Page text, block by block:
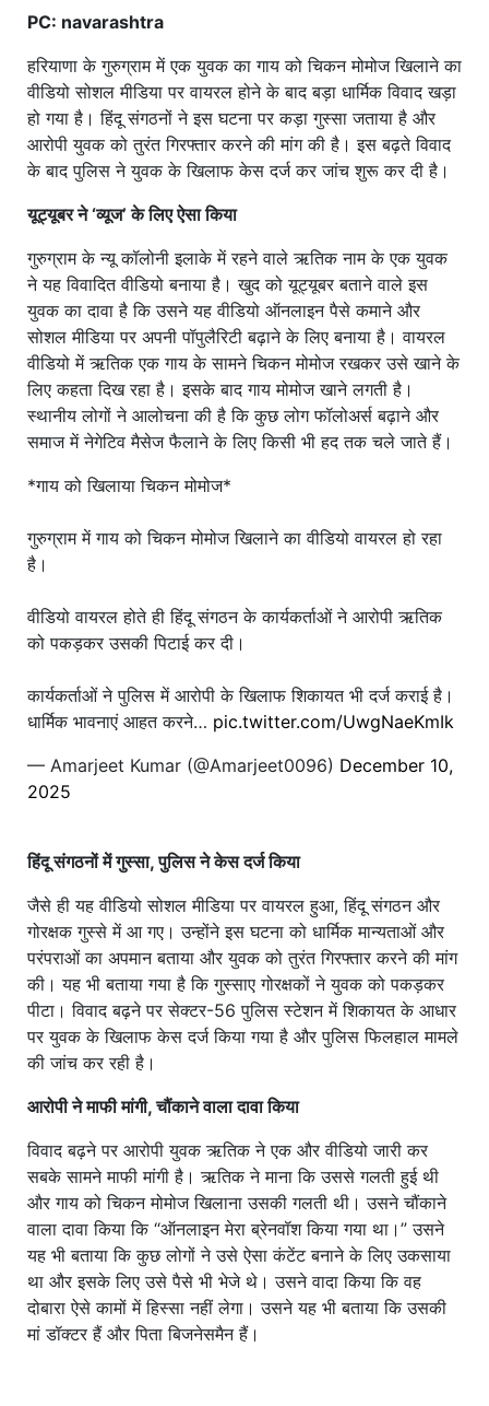
PC: navarashtra
हरियाणा के गुरुग्राम में एक युवक का गाय को चिकन मोमोज खिलाने का
वीडियो सोशल मीडिया पर वायरल होने के बाद बड़ा धार्मिक विवाद खड़ा
हो गया है। हिंदू संगठनों ने इस घटना पर कड़ा गुस्सा जताया है और
आरोपी युवक को तुरंत गिरफ्तार करने की मांग की है। इस बढ़ते विवाद
के बाद पुलिस ने युवक के खिलाफ केस दर्ज कर जांच शुरू कर दी है।
यूट्यूबर ने ‘व्यूज’ के लिए ऐसा किया
गुरुग्राम के न्यू कॉलोनी इलाके में रहने वाले ऋतिक नाम के एक युवक
ने यह विवादित वीडियो बनाया है। खुद को यूट्यूबर बताने वाले इस
युवक का दावा है कि उसने यह वीडियो ऑनलाइन पैसे कमाने और
सोशल मीडिया पर अपनी पॉपुलैरिटी बढ़ाने के लिए बनाया है। वायरल
वीडियो में ऋतिक एक गाय के सामने चिकन मोमोज रखकर उसे खाने के
लिए कहता दिख रहा है। इसके बाद गाय मोमोज खाने लगती है।
स्थानीय लोगों ने आलोचना की है कि कुछ लोग फॉलोअर्स बढ़ाने और
समाज में नेगेटिव मैसेज फैलाने के लिए किसी भी हद तक चले जाते हैं।
*गाय को खिलाया चिकन मोमोज*
गुरुग्राम में गाय को चिकन मोमोज खिलाने का वीडियो वायरल हो रहा
है।
वीडियो वायरल होते ही हिंदू संगठन के कार्यकर्ताओं ने आरोपी ऋतिक
को पकड़कर उसकी पिटाई कर दी।
कार्यकर्ताओं ने पुलिस में आरोपी के खिलाफ शिकायत भी दर्ज कराई है।
धार्मिक भावनाएं आहत करने… pic.twitter.com/UwgNaeKmIk
— Amarjeet Kumar (@Amarjeet0096) December 10,
2025
हिंदू संगठनों में गुस्सा, पुलिस ने केस दर्ज किया
जैसे ही यह वीडियो सोशल मीडिया पर वायरल हुआ, हिंदू संगठन और
गोरक्षक गुस्से में आ गए। उन्होंने इस घटना को धार्मिक मान्यताओं और
परंपराओं का अपमान बताया और युवक को तुरंत गिरफ्तार करने की मांग
की। यह भी बताया गया है कि गुस्साए गोरक्षकों ने युवक को पकड़कर
पीटा। विवाद बढ़ने पर सेक्टर-56 पुलिस स्टेशन में शिकायत के आधार
पर युवक के खिलाफ केस दर्ज किया गया है और पुलिस फिलहाल मामले
की जांच कर रही है।
आरोपी ने माफी मांगी, चौंकाने वाला दावा किया
विवाद बढ़ने पर आरोपी युवक ऋतिक ने एक और वीडियो जारी कर
सबके सामने माफी मांगी है। ऋतिक ने माना कि उससे गलती हुई थी
और गाय को चिकन मोमोज खिलाना उसकी गलती थी। उसने चौंकाने
वाला दावा किया कि “ऑनलाइन मेरा ब्रेनवॉश किया गया था।” उसने
यह भी बताया कि कुछ लोगों ने उसे ऐसा कंटेंट बनाने के लिए उकसाया
था और इसके लिए उसे पैसे भी भेजे थे। उसने वादा किया कि वह
दोबारा ऐसे कामों में हिस्सा नहीं लेगा। उसने यह भी बताया कि उसकी
मां डॉक्टर हैं और पिता बिजनेसमैन हैं।